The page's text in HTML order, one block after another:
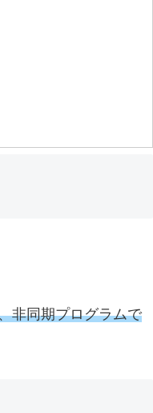
非同期プログラムで